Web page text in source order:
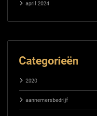
april 2024
Categorieën
2020
aannemersbedrijf